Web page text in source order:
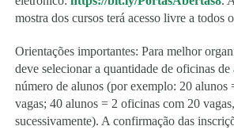
mostra dos cursos terá acesso livre a todos
Orientações importantes: Para melhor
deve selecionar a quantidade de oficinas
número de alunos (por exemplo: 20
vagas; 40 alunos = 2 oficinas com 20
sucessivamente). A confirmação das